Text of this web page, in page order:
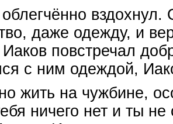
вздохнул.
даже одежду, и
Иаков повстречал
с ним одеждой,
жить на чужбине,
ничего нет и ты